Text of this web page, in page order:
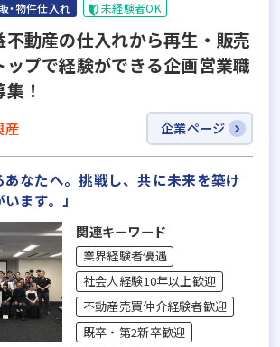
・物件仕入れ 未経験者OK
不動産の仕入れから再生・販売
ップで経験ができる企画営業職
！
産 企業ページ
あなたへ。挑戦し、共に未来を築け
ます。」
関連キーワード
業界経験者優遇
社会人経験10年以上歓迎
不動産売買仲介経験者歓迎
既卒・第2新卒歓迎